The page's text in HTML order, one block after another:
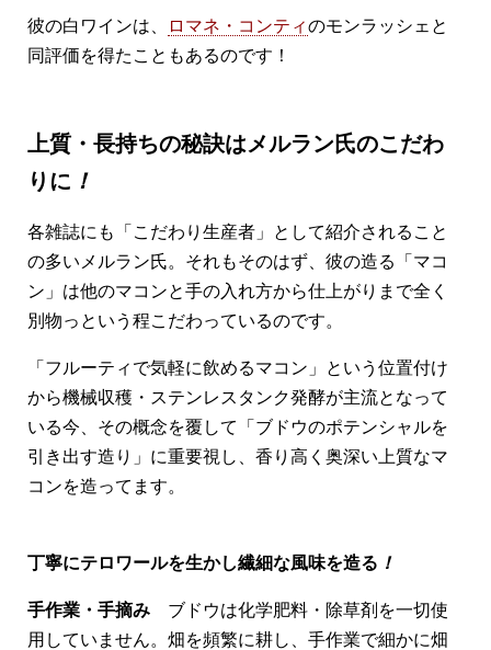
彼の白ワインは、 ロマネ・コンティのモンラッシェと
同評価を得たこともあるのです！
上質・長持ちの秘訣はメルラン氏のこだわ
りに ！
各雑誌にも「こだわり生産者」として紹介されること
の多いメルラン氏。それもそのはず、彼の造る「マコ
ン」は他のマコンと手の入れ方から仕上がりまで全く
別物っという程こだわっているのです。
「フルーティで気軽に飲めるマコン」という位置付け
から機械収穫・ステンレスタンク発酵が主流となって
いる今、その概念を覆して「ブドウのポテンシャルを
引き出す造り」に重要視し、香り高く奥深い上質なマ
コンを造ってます。
丁寧にテロワールを生かし繊細な風味を造る ！
手作業・手摘み ブドウは化学肥料・除草剤を一切使
用していません。畑を頻繁に耕し、手作業で細かに畑